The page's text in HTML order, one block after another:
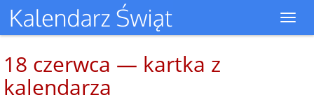
18 czerwca — kartka z
kalendarza